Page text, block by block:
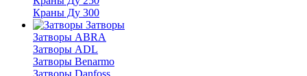
Краны Ду 300
Затворы
Затворы ABRA
Затворы ADL
Затворы Benarmo